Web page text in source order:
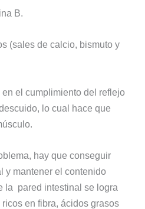
B.
(sales de calcio, bismuto y
el cumplimiento del reflejo
lo cual hace que
hay que conseguir
y mantener el contenido
la pared intestinal se logra
en fibra, ácidos grasos